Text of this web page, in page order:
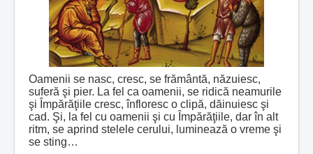
Oamenii se nasc, cresc, se frământă, năzuiesc,
suferă şi pier. La fel ca oamenii, se ridică neamurile
şi Împărăţiile cresc, înfloresc o clipă, dăinuiesc şi
cad. Şi, la fel cu oamenii şi cu Împărăţiile, dar în alt
ritm, se aprind stelele cerului, luminează o vreme şi
se sting…